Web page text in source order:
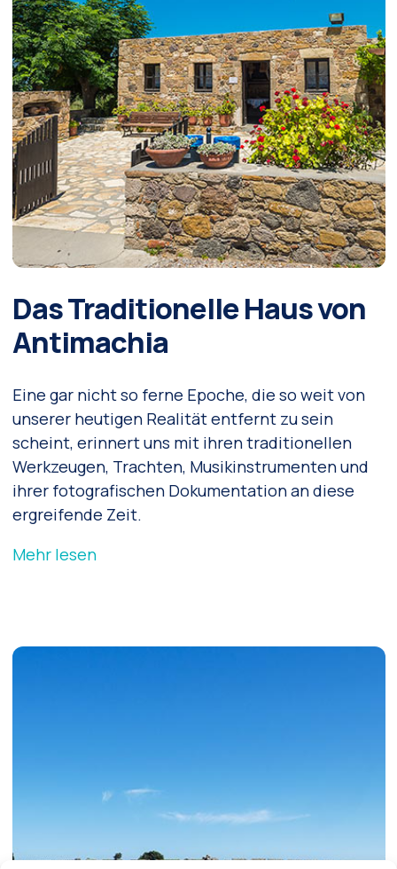
Das Traditionelle Haus von
Antimachia
Eine gar nicht so ferne Epoche, die so weit von
unserer heutigen Realität entfernt zu sein
scheint, erinnert uns mit ihren traditionellen
Werkzeugen, Trachten, Musikinstrumenten und
ihrer fotografischen Dokumentation an diese
ergreifende Zeit.
Mehr lesen